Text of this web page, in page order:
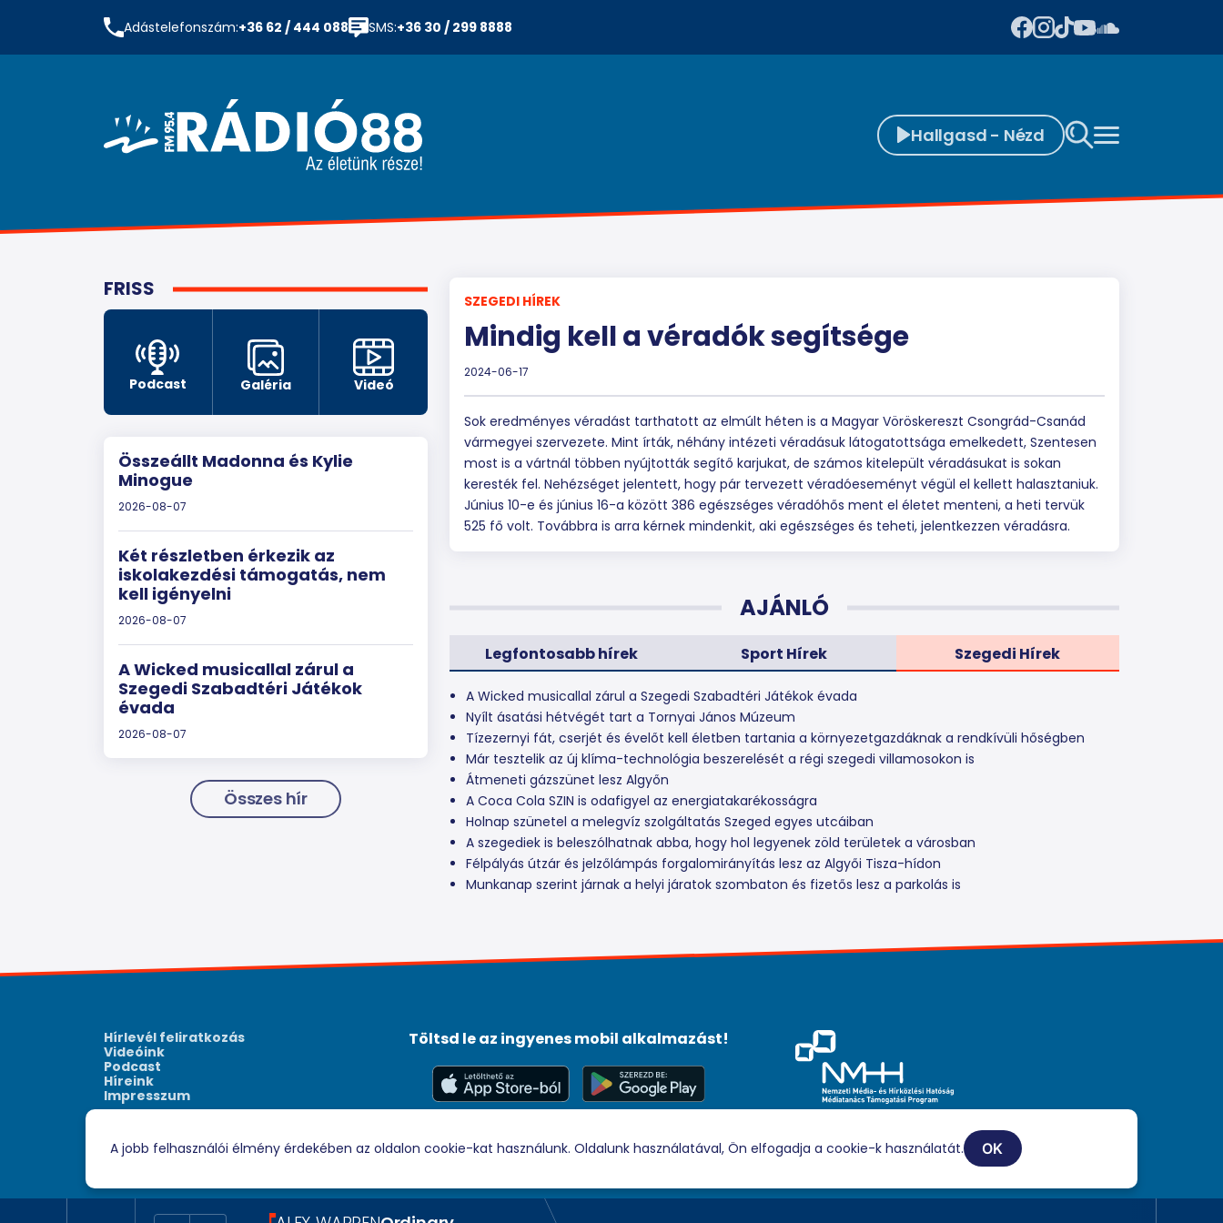
Adástelefonszám:+36 62 / 444 088 SMS:+36 30 / 299 8888
Hallgasd - Nézd
FRISS
Podcast Galéria Videó
Összeállt Madonna és Kylie
Minogue
2026-08-07
Két részletben érkezik az
iskolakezdési támogatás, nem
kell igényelni
2026-08-07
A Wicked musicallal zárul a
Szegedi Szabadtéri Játékok
évada
2026-08-07
Összes hír
SZEGEDI HÍREK
Mindig kell a véradók segítsége
2024-06-17
Sok eredményes véradást tarthatott az elmúlt héten is a Magyar Vöröskereszt Csongrád-Csanád
vármegyei szervezete. Mint írták, néhány intézeti véradásuk látogatottsága emelkedett, Szentesen
most is a vártnál többen nyújtották segítő karjukat, de számos kitelepült véradásukat is sokan
keresték fel. Nehézséget jelentett, hogy pár tervezett véradóeseményt végül el kellett halasztaniuk.
Június 10-e és június 16-a között 386 egészséges véradóhős ment el életet menteni, a heti tervük
525 fő volt. Továbbra is arra kérnek mindenkit, aki egészséges és teheti, jelentkezzen véradásra.
AJÁNLÓ
Legfontosabb hírek Sport Hírek Szegedi Hírek
A Wicked musicallal zárul a Szegedi Szabadtéri Játékok évada
Nyílt ásatási hétvégét tart a Tornyai János Múzeum
Tízezernyi fát, cserjét és évelőt kell életben tartania a környezetgazdáknak a rendkívüli hőségben
Már tesztelik az új klíma-technológia beszerelését a régi szegedi villamosokon is
Átmeneti gázszünet lesz Algyőn
A Coca Cola SZIN is odafigyel az energiatakarékosságra
Holnap szünetel a melegvíz szolgáltatás Szeged egyes utcáiban
A szegediek is beleszólhatnak abba, hogy hol legyenek zöld területek a városban
Félpályás útzár és jelzőlámpás forgalomirányítás lesz az Algyői Tisza-hídon
Munkanap szerint járnak a helyi járatok szombaton és fizetős lesz a parkolás is
Hírlevél feliratkozás
Videóink
Podcast
Híreink
Impresszum
Töltsd le az ingyenes mobil alkalmazást!
Támogatási Program keretében támogatja.
A jobb felhasználói élmény érdekében az oldalon cookie-kat használunk. Oldalunk használatával, Ön elfogadja a cookie-k használatát. OK